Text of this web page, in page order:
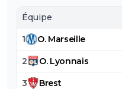
Équipe
1 O. Marseille
2 O. Lyonnais
3 Brest